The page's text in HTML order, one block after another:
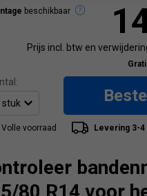
beschikbaar
Prijs incl. btw en
Volle voorraad Levering 3-